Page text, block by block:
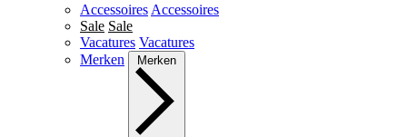
Accessoires Accessoires
Sale Sale
Vacatures Vacatures
Merken
Merken